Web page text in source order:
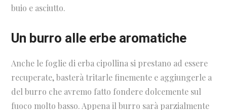
buio e asciutto.
Un burro alle erbe aromatiche
Anche le foglie di erba cipollina si prestano ad essere
recuperate, basterà tritarle finemente e aggiungerle a
del burro che avremo fatto fondere dolcemente sul
fuoco molto basso. Appena il burro sarà parzialmente